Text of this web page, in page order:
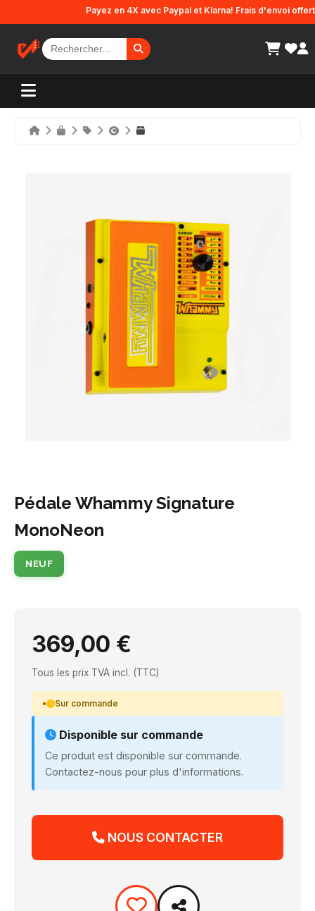
Payez en 4X avec Paypal et Klarna! Frais d'envoi offerts
Pédale Whammy Signature
MonoNeon
NEUF
369,00 €
Tous les prix TVA incl. (TTC)
Sur commande
Disponible sur commande
Ce produit est disponible sur commande.
Contactez-nous pour plus d'informations.
NOUS CONTACTER
Panneau de gestion des cookies